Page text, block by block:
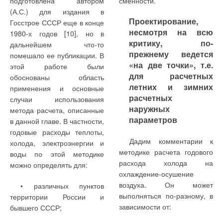
(А.С.) для издания в
Госстрое СССР еще в конце
1980-х годов [10], но в
дальнейшем что-то
помешало ее публикации. В
этой работе были
обоснованы область
применения и основные
случаи использования
метода расчета, описанные
в данной главе. В частности,
годовые расходы теплоты,
холода, электроэнергии и
воды по этой методике
можно определять для:
• различных пунктов
территории России и
бывшего СССР;
Проектирование,
несмотря на всю
критику, по-
прежнему ведется
«на две точки», т.е.
для расчетных
летних и зимних
расчетных
наружных
параметров
Дадим комментарии к
методике расчета годового
расхода холода на
охлаждение-осушение
воздуха. Он может
выполняться по-разному, в
зависимости от:
В этой теме еще нет комментариев
Добавить комментарий
Ваше имя *
Ваш E-mail *
→
Повышение эффективности коагулирования в процессах
очистки сточных вод
ЖУРНАЛ СОК МАРТ 2021
→
Специализированные ёмкости Huch для различных
сфер применения
→
ЖУРНАЛ СОК ДЕКАБРЬ 2015
→
Очистные сооружения: современные технологии и
ЖУРНАЛ СОК АВГУСТ 2015
→
Использование аэротенков в режиме продлённой
аэрации для повышения эффективности очистки
ЖУРНАЛ СОК МАРТ 2015
Уведомления отключены
Комментарии